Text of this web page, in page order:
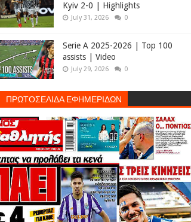
Kyiv 2-0 | Highlights
July 31, 2026 0
Serie A 2025-2026 | Top 100
assists | Video
July 29, 2026 0
ΠΡΩΤΟΣΕΛΙΔΑ ΕΦΗΜΕΡΙΔΩΝ